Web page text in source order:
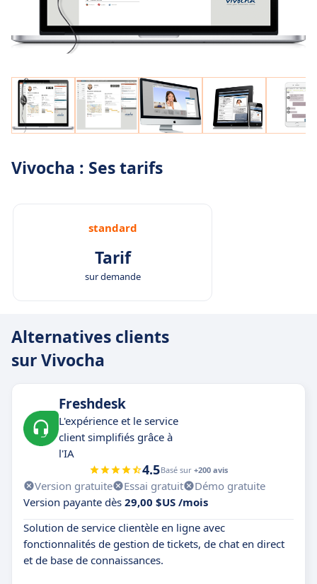
Vivocha : Ses tarifs
standard
Tarif
sur demande
Alternatives clients
sur Vivocha
Freshdesk
L'expérience et le service
client simplifiés grâce à
l'IA
4.5Basé sur +200 avis
Version gratuite Essai gratuit
Démo gratuite
Version payante dès 29,00 $US /mois
Solution de service clientèle en ligne avec
fonctionnalités de gestion de tickets, de chat en direct
et de base de connaissances.